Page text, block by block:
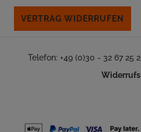
VERTRAG WIDERRUFEN
Telefon: +49 (0)30 - 32 67 25